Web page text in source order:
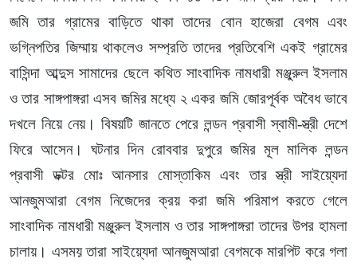
জমি তার গ্রামের বাড়িতে থাকা তাদের বোন হাজেরা বেগম এবং
ভগ্নিপতির জিম্মায় থাকলেও সম্প্রতি তাদের প্রতিবেশি একই গ্রামের
বাসিন্দা আব্দুস সামাদের ছেলে কথিত সাংবাদিক নামধারী মঞ্জুরুল ইসলাম
ও তার সাঙ্গপাঙ্গরা এসব জমির মধ্যে ২ একর জমি জোরপূর্বক অবৈধ ভাবে
দখলে নিয়ে নেয়। বিষয়টি জানতে পেরে লন্ডন প্রবাসী স্বামী-স্ত্রী দেশে
ফিরে আসেন। ঘটনার দিন রোববার দুপুরে জমির মূল মালিক লন্ডন
প্রবাসী ডক্টর মোঃ আনসার মোস্তাকিম এবং তার স্ত্রী সাইয়্যেদা
আনজুমআরা বেগম নিজেদের ক্রয় করা জমি পরিমাপ করতে গেলে
সাংবাদিক নামধারী মঞ্জুরুল ইসলাম ও তার সাঙ্গপাঙ্গরা তাদের উপর হামলা
চালায়। এসময় তারা সাইয়্যেদা আনজুমআরা বেগমকে মারপিট করে গলা